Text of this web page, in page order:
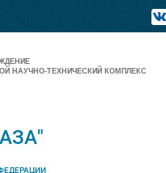
НАУЧНО-ТЕХНИЧЕСКИЙ КОМПЛЕКС